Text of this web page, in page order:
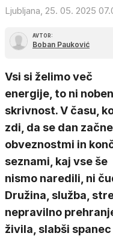
Ljubljana, 25. 05. 2025
AVTOR:
Boban Pauković
Vsi si želimo več
energije, to ni
skrivnost. V času,
zdi, da se dan
obveznostmi in
seznami, kaj vse še
nismo naredili, ni
Družina, služba,
nepravilno
živila, slabši